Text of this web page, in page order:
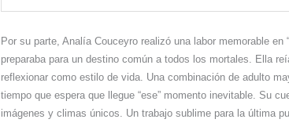
Por su parte, Analía Couceyro realizó una labor memorable
preparaba para un destino común a todos los mortales. Ella
reflexionar como estilo de vida. Una combinación de adulto
tiempo que espera que llegue “ese” momento inevitable. Su
imágenes y climas únicos. Un trabajo sublime para la última